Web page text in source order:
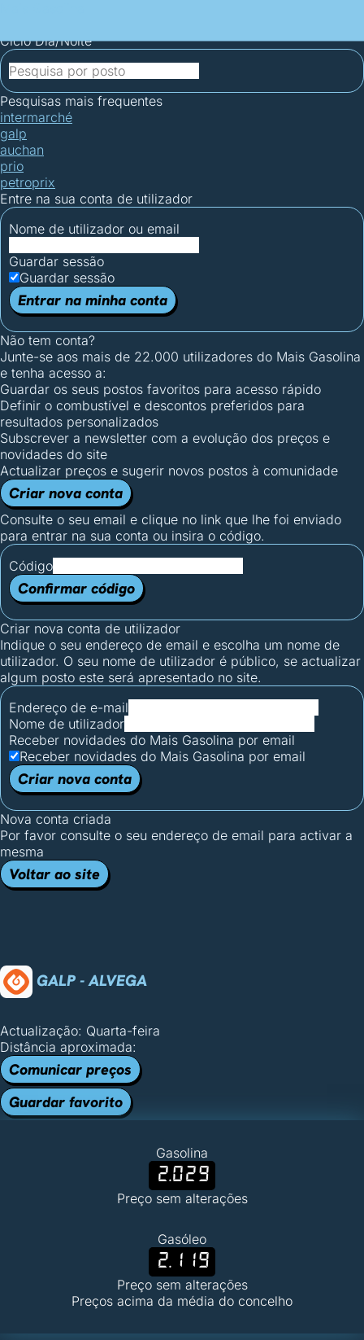
Ciclo Dia/Noite
Pesquisas mais frequentes
intermarché
galp
auchan
prio
petroprix
Entre na sua conta de utilizador
Nome de utilizador ou email
Guardar sessão
Guardar sessão
Entrar na minha conta
Não tem conta?
Junte-se aos mais de 22.000 utilizadores do Mais Gasolina
e tenha acesso a:
Guardar os seus postos favoritos para acesso rápido
Definir o combustível e descontos preferidos para
resultados personalizados
Subscrever a newsletter com a evolução dos preços e
novidades do site
Actualizar preços e sugerir novos postos à comunidade
Criar nova conta
Consulte o seu email e clique no link que lhe foi enviado
para entrar na sua conta ou insira o código.
Código
Confirmar código
Criar nova conta de utilizador
Indique o seu endereço de email e escolha um nome de
utilizador. O seu nome de utilizador é público, se actualizar
algum posto este será apresentado no site.
Endereço de e-mail
Nome de utilizador
Receber novidades do Mais Gasolina por email
Receber novidades do Mais Gasolina por email
Criar nova conta
Nova conta criada
Por favor consulte o seu endereço de email para activar a
mesma
Voltar ao site
GALP - ALVEGA
Actualização: Quarta-feira
Distância aproximada:
Comunicar preços
Guardar favorito
Gasolina
2.029
Preço sem alterações
Gasóleo
2.119
Preço sem alterações
Preços acima da média do concelho